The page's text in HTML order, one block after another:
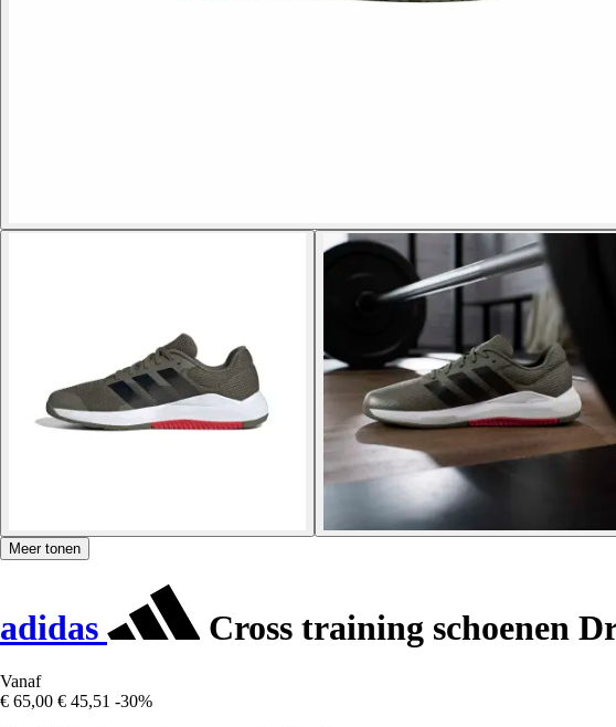
Meer tonen
adidas Cross training schoenen
Vanaf
€ 65,00 € 45,51 -30%